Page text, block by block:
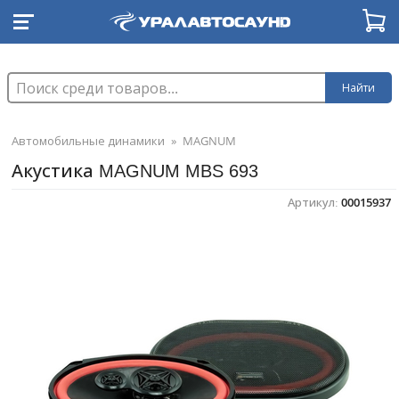
Найти
Автомобильные динамики » MAGNUM
Акустика MAGNUM MBS 693
Артикул: 00015937